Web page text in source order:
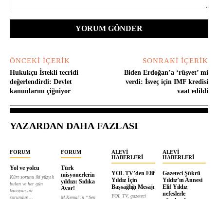
ÖNCEKI İÇERIK
Hukukçu İstekli tecridi
değerlendirdi: Devlet
kanunlarını çiğniyor
SONRAKI İÇERIK
Biden Erdoğan’a ‘rüşvet’ mi
verdi: İsveç için IMF kredisi
vaat edildi
YAZARDAN DAHA FAZLASI
FORUM
Yol ve yolcu
Kürt sorunu iki yüzyılı
bulan ve her gün
kanayan bir
sorundur....
FORUM
Türk
misyonerlerin
yıldızı: Sıdıka
Avar!
M.Kemal’in “Sen
ALEVI
HABERLERI
YOL TV’den Elif
Yıldız İçin
Başsağlığı Mesajı
YOL TV, gazeteci
ALEVI
HABERLERI
Gazeteci Şükrü
Yıldız’ın Annesi
Elif Yıldız
nefeslerle